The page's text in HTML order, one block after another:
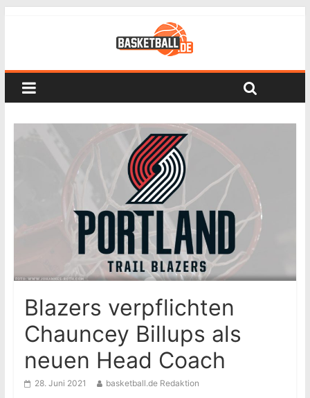
Blazers verpflichten
Chauncey Billups als
neuen Head Coach
28. Juni 2021 basketball.de Redaktion